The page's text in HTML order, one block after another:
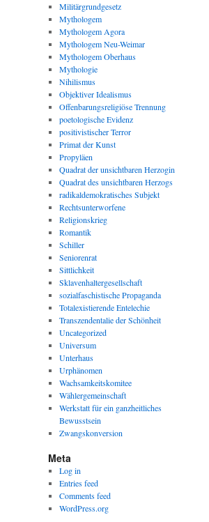
Militärgrundgesetz
Mythologem
Mythologem Agora
Mythologem Neu-Weimar
Mythologem Oberhaus
Mythologie
Nihilismus
Objektiver Idealismus
Offenbarungsreligiöse Trennung
poetologische Evidenz
positivistischer Terror
Primat der Kunst
Propyläen
Quadrat der unsichtbaren Herzogin
Quadrat des unsichtbaren Herzogs
radikaldemokratisches Subjekt
Rechtsunterworfene
Religionskrieg
Romantik
Schiller
Seniorenrat
Sittlichkeit
Sklavenhaltergesellschaft
sozialfaschistische Propaganda
Totalexistierende Entelechie
Transzendentalie der Schönheit
Uncategorized
Universum
Unterhaus
Urphänomen
Wachsamkeitskomitee
Wählergemeinschaft
Werkstatt für ein ganzheitliches
Bewusstsein
Zwangskonversion
Meta
Log in
Entries feed
Comments feed
WordPress.org